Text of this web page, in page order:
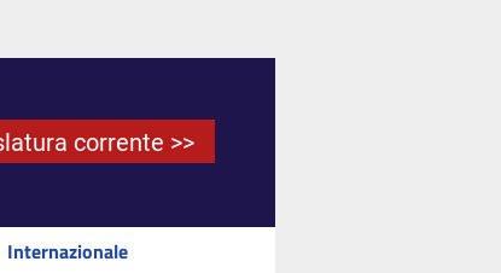
corrente >>
Internazionale